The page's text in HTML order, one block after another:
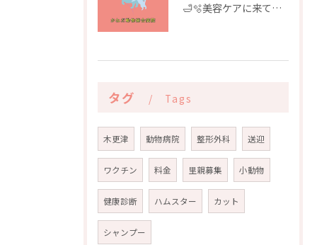
🛁🫧美容ケアに来てくれたお友達🫧🛁
タグ Tags
木更津 動物病院 整形外科 送迎
ワクチン 料金 里親募集 小動物
健康診断 ハムスター カット
シャンプー